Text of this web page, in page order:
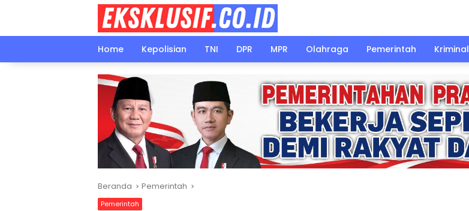
Home
Kepolisian TNI DPR MPR Olahraga Pemerintah Kriminal
Beranda Pemerintah
Pemerintah